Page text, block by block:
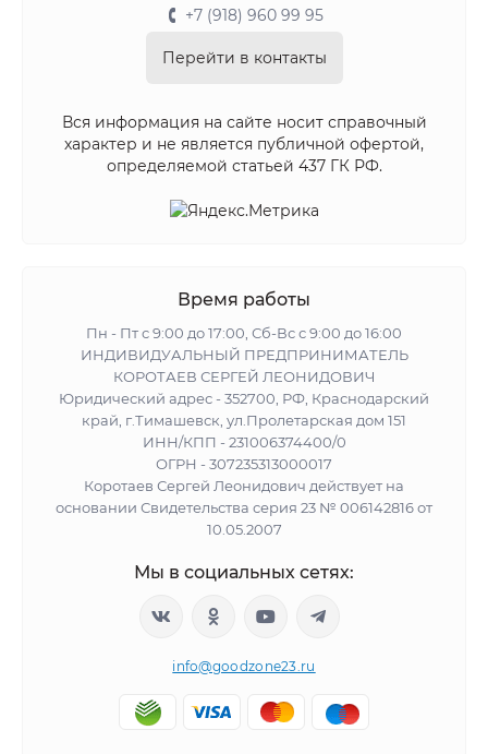
+7 (918) 960 99 95
Перейти в контакты
Вся информация на сайте носит справочный
характер и не является публичной офертой,
определяемой статьей 437 ГК РФ.
Время работы
Пн - Пт с 9:00 до 17:00, Сб-Вс с 9:00 до 16:00
ИНДИВИДУАЛЬНЫЙ ПРЕДПРИНИМАТЕЛЬ
КОРОТАЕВ СЕРГЕЙ ЛЕОНИДОВИЧ
Юридический адрес - 352700, РФ, Краснодарский
край, г.Тимашевск, ул.Пролетарская дом 151
ИНН/КПП - 231006374400/0
ОГРН - 307235313000017
Коротаев Сергей Леонидович действует на
основании Свидетельства серия 23 № 006142816 от
10.05.2007
Мы в социальных сетях:
info@goodzone23.ru